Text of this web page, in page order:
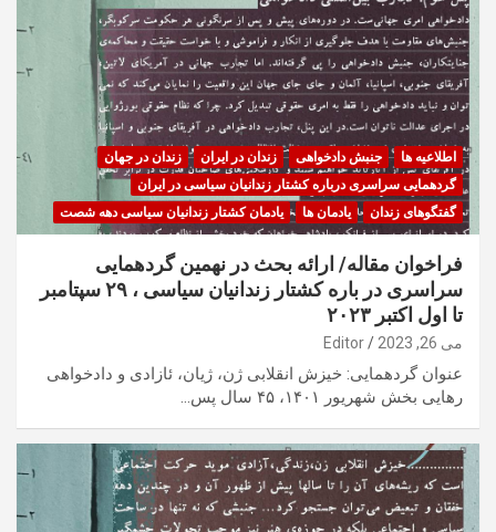
اطلاعیه ها جنبش دادخواهی زندان در ایران
زندان در جهان
گردهمایی سراسری درباره کشتار زندانیان سیاسی در ایران
گفتگوهای زندان
یادمان ها یادمان کشتار زندانیان سیاسی دهه شصت
فراخوان مقاله/ ارائه بحث در نهمین گردهمایی
سراسری در باره کشتار زندانیان سیاسی ، ۲۹ سپتامبر
تا اول اکتبر ۲۰۲۳
می 26, 2023 Editor
عنوان گردهمایی: خیزش انقلابی ژن، ژیان، ئازادی و دادخواهی
رهایی بخش شهریور ۱۴۰۱، ۴۵ سال پس…